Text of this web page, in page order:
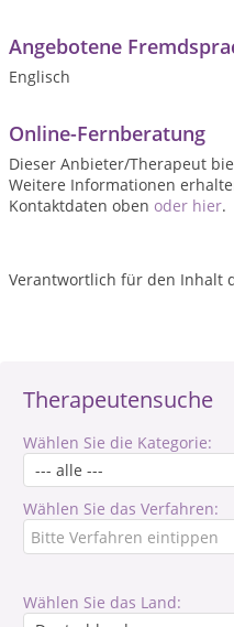
Therapeutensuche
Wählen Sie die Kategorie:
Wählen Sie das Verfahren:
Wählen Sie das Land:
Angebotene
Englisch
Online-Fernberatung
Dieser Anbieter/Therapeut
Weitere Informationen
Kontaktdaten oben oder hier.
Verantwortlich für den Inhalt